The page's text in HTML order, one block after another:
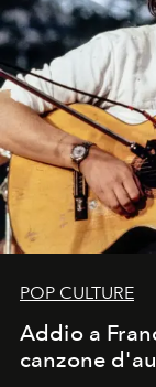
POP CULTURE
Addio a
canzone